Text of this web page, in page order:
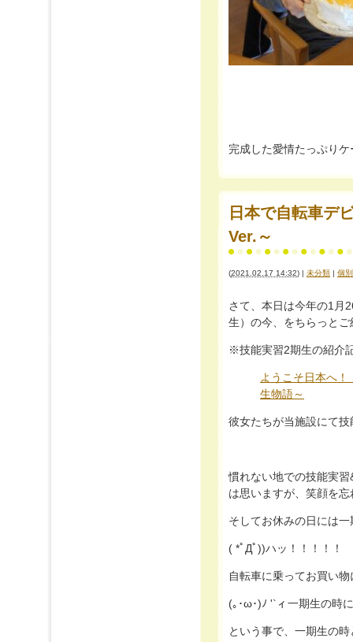
完成した愛情たっぷり
日本で自転車デ
Ver.～
(2021.02.17 14:32) | 未分類 | 個
さて、本日は今年の1月
生）の今、をちらっとご
※技能実習2期生の紹介
ようこそ日本へ
生物語～
彼女たちが当施設にて
慣れない地での技能実
は思いますが、笑顔を
そしてお休みの日には
( *ﾟДﾟ))ハッ！！！！！
自転車に乗ってお買い
(｡･ω･)ﾉ '`ィ一期生の時
という事で、一期生の